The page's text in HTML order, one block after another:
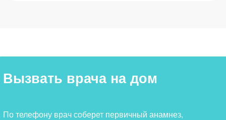
Вызвать врача на дом
По телефону врач соберет первичный анамнез,